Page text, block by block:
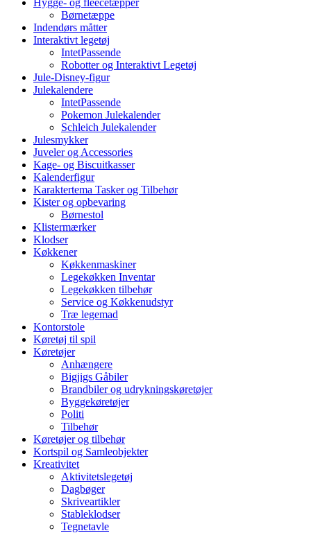
Hygge- og fleecetæpper
Børnetæppe
Indendørs måtter
Interaktivt legetøj
IntetPassende
Robotter og Interaktivt Legetøj
Jule-Disney-figur
Julekalendere
IntetPassende
Pokemon Julekalender
Schleich Julekalender
Julesmykker
Juveler og Accessories
Kage- og Biscuitkasser
Kalenderfigur
Karaktertema Tasker og Tilbehør
Kister og opbevaring
Børnestol
Klistermærker
Klodser
Køkkener
Køkkenmaskiner
Legekøkken Inventar
Legekøkken tilbehør
Service og Køkkenudstyr
Træ legemad
Kontorstole
Køretøj til spil
Køretøjer
Anhængere
Bigjigs Gåbiler
Brandbiler og udrykningskøretøjer
Byggekøretøjer
Politi
Tilbehør
Køretøjer og tilbehør
Kortspil og Samleobjekter
Kreativitet
Aktivitetslegetøj
Dagbøger
Skriveartikler
Stableklodser
Tegnetavle